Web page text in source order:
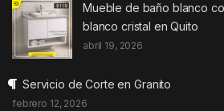
Mueble de baño blanco
blanco cristal en Quito
abril 19, 2026
Servicio de Corte en Granito
febrero 12, 2026